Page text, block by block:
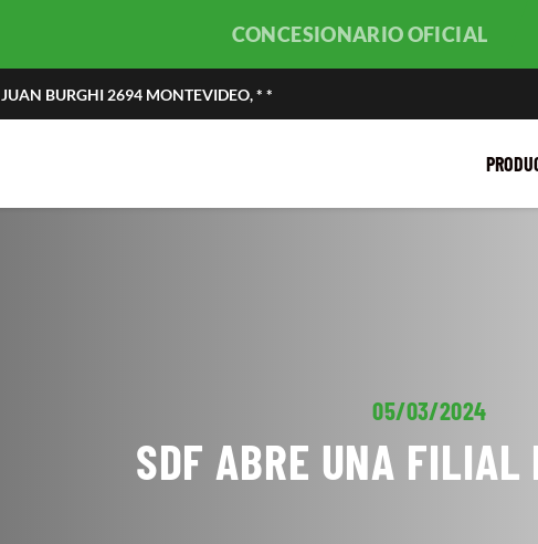
CONCESIONARIO OFICIAL
JUAN BURGHI 2694 MONTEVIDEO, * *
05/03/2024
SDF ABRE UNA FILIAL